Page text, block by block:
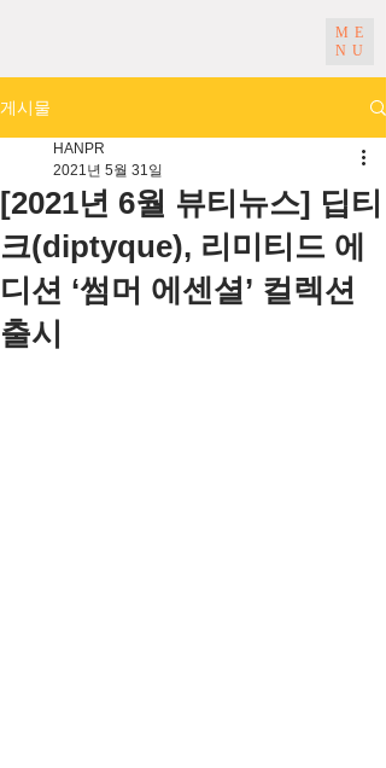
ME
NU
게시물
[2021년 6월 뷰티뉴스] 딥티
크(diptyque), 리미티드 에
디션 ‘썸머 에센셜’ 컬렉션
출시
HANPR
2021년 5월 31일